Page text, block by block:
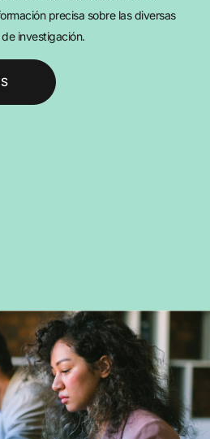
precisa sobre las diversas
investigación.